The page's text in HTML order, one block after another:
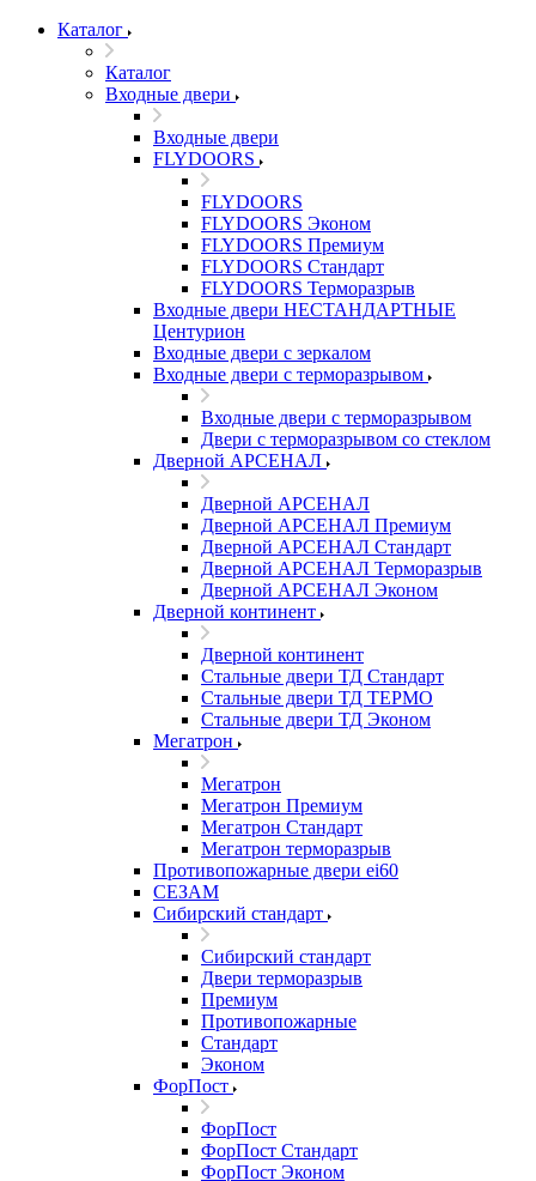
Каталог
Каталог
Входные двери
Входные двери
FLYDOORS
FLYDOORS
FLYDOORS Эконом
FLYDOORS Премиум
FLYDOORS Стандарт
FLYDOORS Терморазрыв
Входные двери НЕСТАНДАРТНЫЕ
Центурион
Входные двери с зеркалом
Входные двери с терморазрывом
Входные двери с терморазрывом
Двери с терморазрывом со стеклом
Дверной АРСЕНАЛ
Дверной АРСЕНАЛ
Дверной АРСЕНАЛ Премиум
Дверной АРСЕНАЛ Стандарт
Дверной АРСЕНАЛ Терморазрыв
Дверной АРСЕНАЛ Эконом
Дверной континент
Дверной континент
Стальные двери ТД Стандарт
Стальные двери ТД ТЕРМО
Стальные двери ТД Эконом
Мегатрон
Мегатрон
Мегатрон Премиум
Мегатрон Стандарт
Мегатрон терморазрыв
Противопожарные двери ei60
СЕЗАМ
Сибирский стандарт
Сибирский стандарт
Двери терморазрыв
Премиум
Противопожарные
Стандарт
Эконом
ФорПост
ФорПост
ФорПост Стандарт
ФорПост Эконом